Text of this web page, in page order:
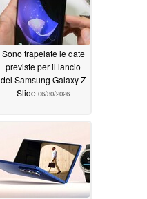
Sono trapelate le date
previste per il lancio
del Samsung Galaxy Z
Slide 06/30/2026